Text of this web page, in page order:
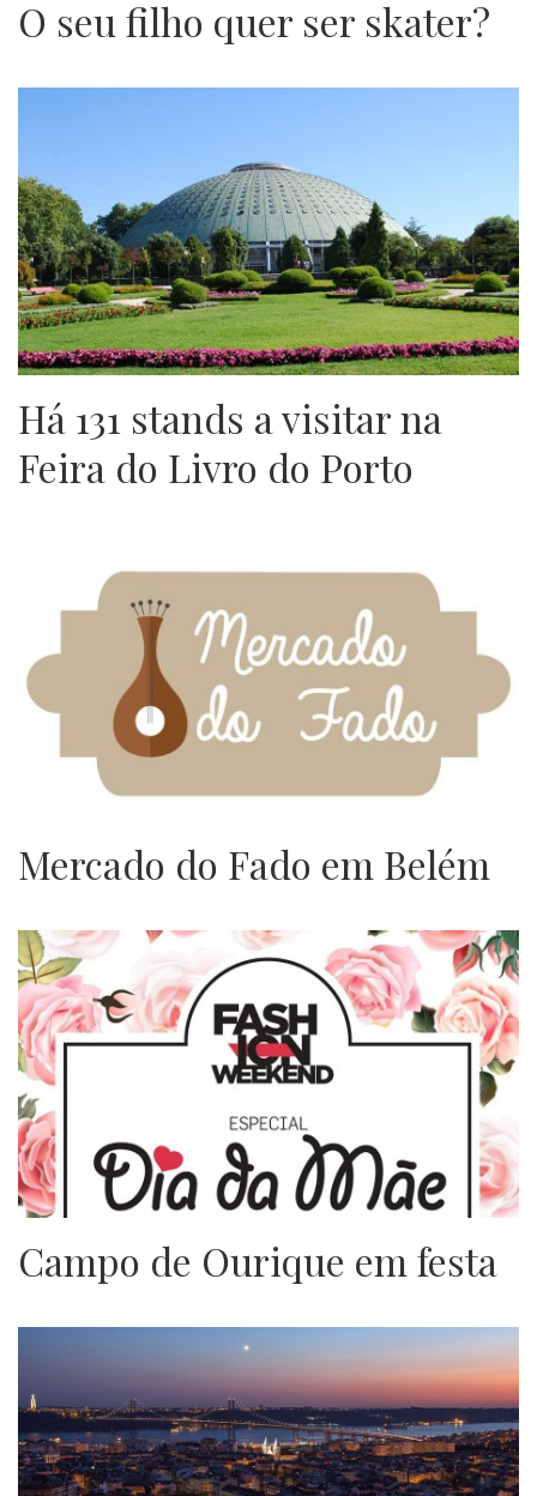
O seu filho quer ser skater?
Há 131 stands a visitar na
Feira do Livro do Porto
Mercado do Fado em Belém
Campo de Ourique em festa